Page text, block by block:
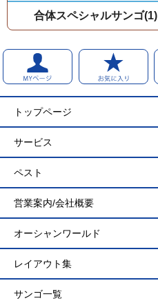
合体スペシャルサンゴ(1)
トップページ
サービス
ペスト
営業案内/会社概要
オーシャンワールド
レイアウト集
サンゴ一覧